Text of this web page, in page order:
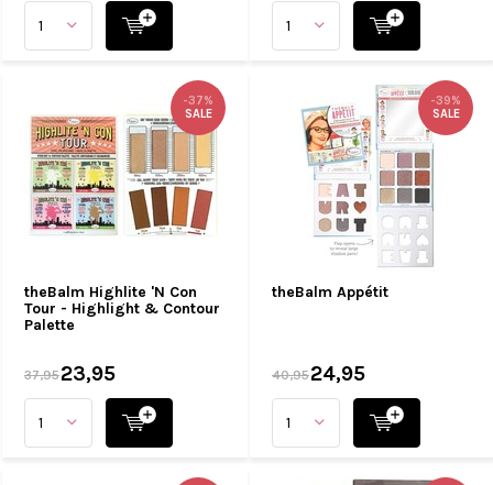
theBalm Highlite 'N Con
Tour - Highlight & Contour
Palette
-37%
SALE
37,9523,95
theBalm Appétit
-39%
SALE
40,9524,95